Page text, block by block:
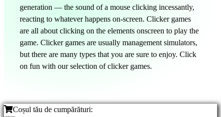
generation — the sound of a mouse clicking incessantly,
reacting to whatever happens on-screen. Clicker games
are all about clicking on the elements onscreen to play the
game. Clicker games are usually management simulators,
but there are many types that you are sure to enjoy. Click
on fun with our selection of clicker games.
Coșul tău de cumpărături: